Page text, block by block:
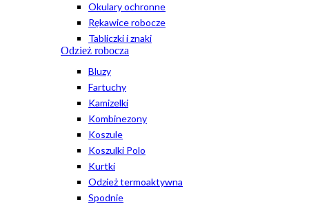
Okulary ochronne
Rękawice robocze
Tabliczki i znaki
Odzież robocza
Bluzy
Fartuchy
Kamizelki
Kombinezony
Koszule
Koszulki Polo
Kurtki
Odzież termoaktywna
Spodnie